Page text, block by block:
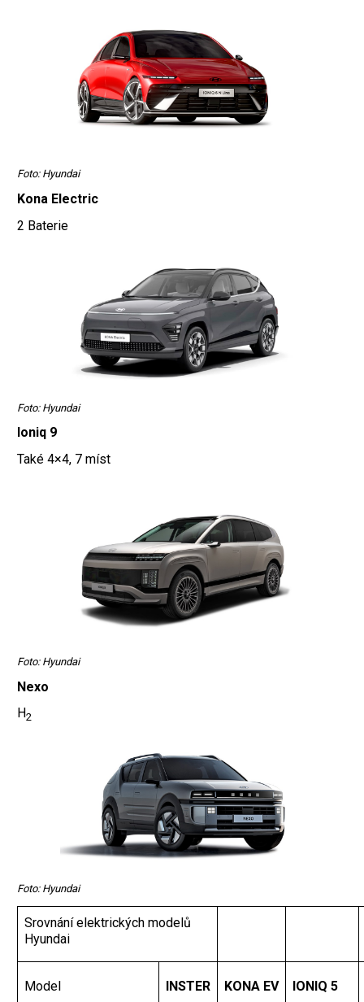
Foto: Hyundai
Kona Electric
2 Baterie
Foto: Hyundai
Ioniq 9
Také 4×4, 7 míst
Foto: Hyundai
Nexo
H2
Foto: Hyundai
Srovnání elektrických modelů
Hyundai
Model INSTER KONA EV IONIQ 5